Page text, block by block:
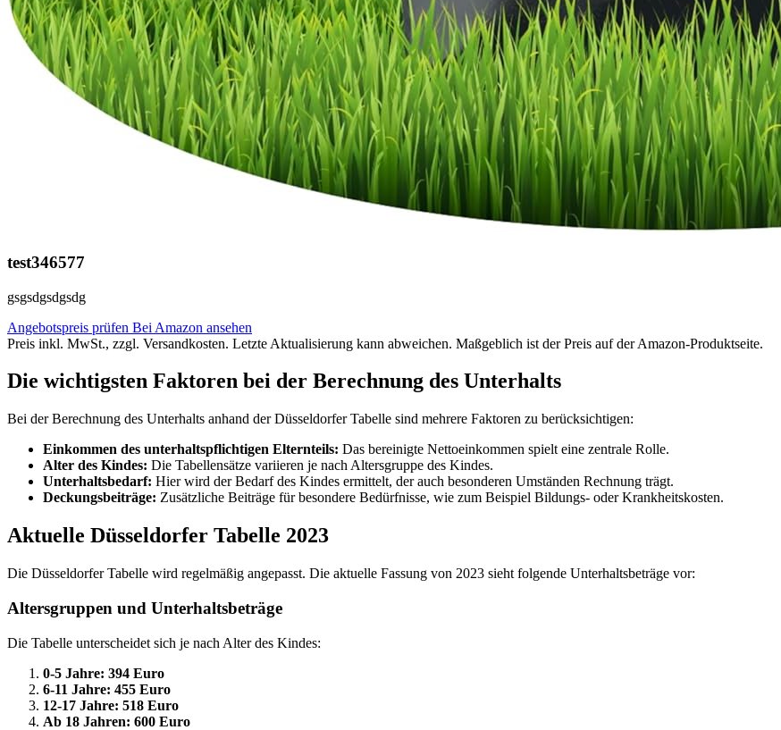
test346577
gsgsdgsdgsdg
Angebotspreis prüfen Bei Amazon ansehen
Preis inkl. MwSt., zzgl. Versandkosten. Letzte Aktualisierung kann abweichen. Maßgeblich ist der Preis auf der Amazon-Produktseite.
Die wichtigsten Faktoren bei der Berechnung des Unterhalts
Bei der Berechnung des Unterhalts anhand der Düsseldorfer Tabelle sind mehrere Faktoren zu berücksichtigen:
Einkommen des unterhaltspflichtigen Elternteils: Das bereinigte Nettoeinkommen spielt eine zentrale Rolle.
Alter des Kindes: Die Tabellensätze variieren je nach Altersgruppe des Kindes.
Unterhaltsbedarf: Hier wird der Bedarf des Kindes ermittelt, der auch besonderen Umständen Rechnung trägt.
Deckungsbeiträge: Zusätzliche Beiträge für besondere Bedürfnisse, wie zum Beispiel Bildungs- oder Krankheitskosten.
Aktuelle Düsseldorfer Tabelle 2023
Die Düsseldorfer Tabelle wird regelmäßig angepasst. Die aktuelle Fassung von 2023 sieht folgende Unterhaltsbeträge vor:
Altersgruppen und Unterhaltsbeträge
Die Tabelle unterscheidet sich je nach Alter des Kindes:
0-5 Jahre: 394 Euro
6-11 Jahre: 455 Euro
12-17 Jahre: 518 Euro
Ab 18 Jahren: 600 Euro